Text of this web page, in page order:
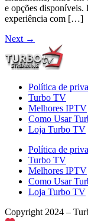
e opções disponíveis.
experiência com […]
Next →
Política de
Turbo TV
Melhores IPTV
Como Usar
Loja Turbo TV
Política de
Turbo TV
Melhores IPTV
Como Usar
Loja Turbo TV
Copyright 2024 –